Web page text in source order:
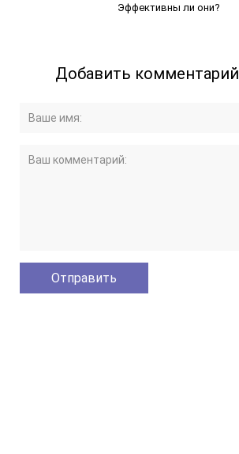
Эффективны ли они?
Добавить комментарий